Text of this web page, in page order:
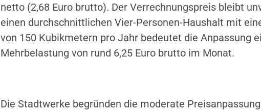
netto (2,68 Euro brutto). Der Verrechnungspreis bleibt
einen durchschnittlichen Vier-Personen-Haushalt mit
von 150 Kubikmetern pro Jahr bedeutet die Anpassung
Mehrbelastung von rund 6,25 Euro brutto im Monat.
Die Stadtwerke begründen die moderate